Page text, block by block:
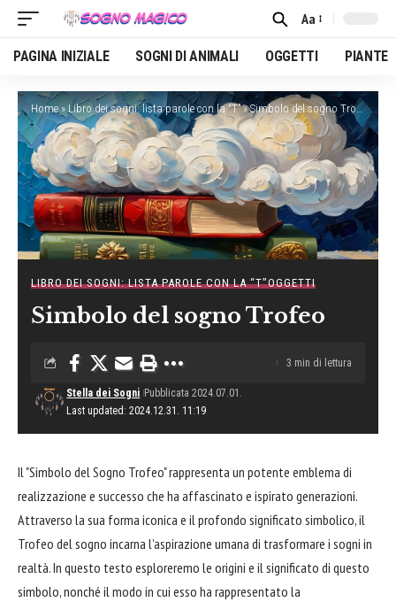
Font
Resizer
Aa
PAGINA INIZIALE SOGNI DI ANIMALI OGGETTI PIANTE
Home» Libro dei sogni: lista parole con la “T”»Simbolo del sogno Trofeo
LIBRO DEI SOGNI: LISTA PAROLE CON LA “T”OGGETTI
Simbolo del sogno Trofeo
Last updated: 2024.12.31. 11:19
Stella dei Sogni Pubblicata 2024.07.01.
3 min di lettura
Il "Simbolo del Sogno Trofeo" rappresenta un potente emblema di
realizzazione e successo che ha affascinato e ispirato generazioni.
Attraverso la sua forma iconica e il profondo significato simbolico, il
Trofeo del sogno incarna l’aspirazione umana di trasformare i sogni in
realtà. In questo testo esploreremo le origini e il significato di questo
simbolo, nonché il modo in cui esso ha rappresentato la